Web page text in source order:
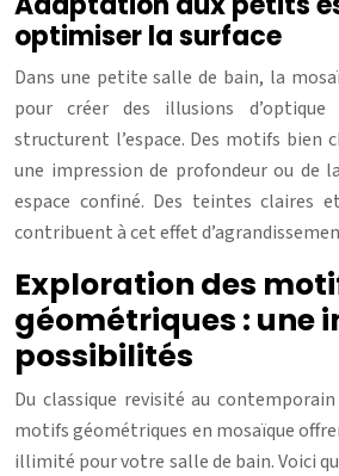
optimiser la surface
Dans une petite salle de bain, la
pour créer des illusions d’optique
structurent l’espace. Des motifs bien
une impression de profondeur ou de
espace confiné. Des teintes claires
contribuent à cet effet
Exploration des
géométriques : une
possibilités
Du classique revisité au
motifs géométriques en mosaïque
illimité pour votre salle de bain. Voici